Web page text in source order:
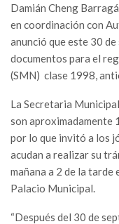
Damián Cheng
en coordinación con
anunció que este 30
documentos para el
(SMN) clase 1998,
La Secretaria
son aproximadamente
por lo que invitó a los
acudan a realizar su
mañana a 2 de la
Palacio Municipal.
“Después del 30 de